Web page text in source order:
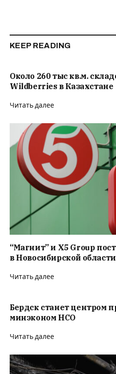
KEEP READING
Около 260 тыс кв.м.
Wildberries в Казахстане
Читать далее
“Магнит” и X5 Group
в Новосибирской области
Читать далее
Бердск станет центром
минэконом НСО
Читать далее